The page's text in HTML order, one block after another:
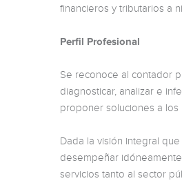
financieros y tributarios a
Perfil Profesional
Se reconoce al contador
diagnosticar, analizar e
proponer soluciones a
Dada la visión integral
desempeñar
servicios tanto al sector